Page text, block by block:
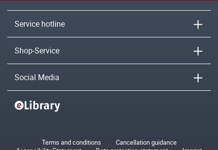
Service hotline
Shop-Service
Social Media
Terms and conditions
Cancellation guidance